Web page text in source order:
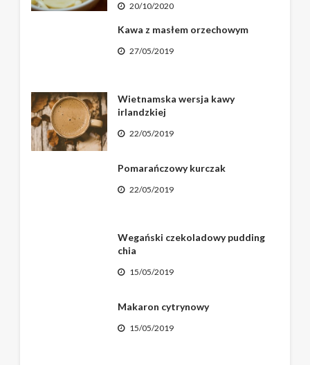
20/10/2020
Kawa z masłem orzechowym
27/05/2019
Wietnamska wersja kawy
irlandzkiej
22/05/2019
Pomarańczowy kurczak
22/05/2019
Wegański czekoladowy pudding
chia
15/05/2019
Makaron cytrynowy
15/05/2019